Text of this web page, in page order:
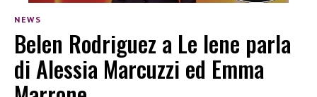
NEWS
Belen Rodriguez a Le Iene parla
di Alessia Marcuzzi ed Emma